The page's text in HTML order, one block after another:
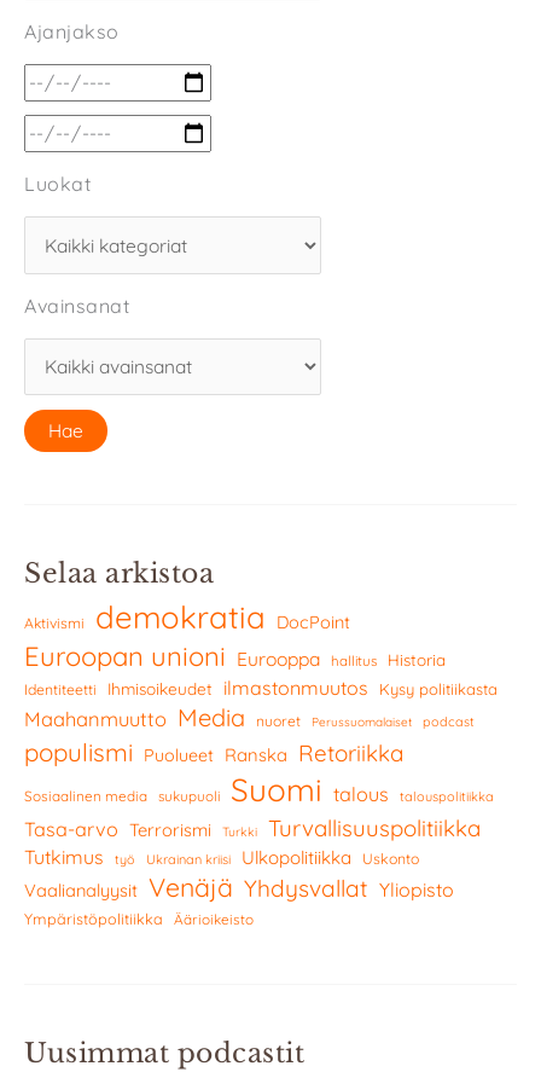
Ajanjakso
Luokat
Avainsanat
Selaa arkistoa
Aktivismi demokratia DocPoint
Euroopan unioni Eurooppa hallitus Historia
Identiteetti Ihmisoikeudet ilmastonmuutos Kysy politiikasta
Maahanmuutto Media nuoret Perussuomalaiset podcast
populismi Puolueet Ranska Retoriikka
Sosiaalinen media sukupuoli Suomi talous talouspolitiikka
Tasa-arvo Terrorismi Turkki Turvallisuuspolitiikka
Tutkimus työ Ukrainan kriisi Ulkopolitiikka Uskonto
Vaalianalyysit Venäjä Yhdysvallat Yliopisto
Ympäristöpolitiikka Äärioikeisto
Uusimmat podcastit